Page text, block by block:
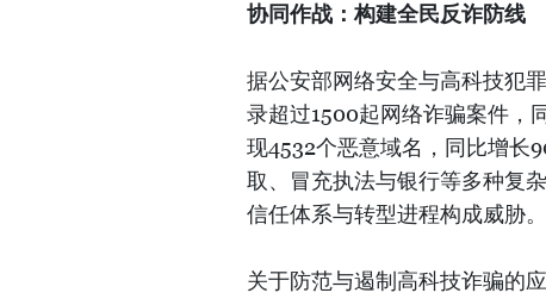
协同作战：构建全民反诈防线
据公安部网络安全与高科技犯
录超过1500起网络诈骗案件，
现4532个恶意域名，同比增长
取、冒充执法与银行等多种复
信任体系与转型进程构成威胁。
关于防范与遏制高科技诈骗的